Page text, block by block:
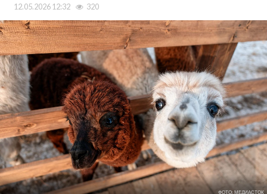
12.05.2026 12:32 320
ФОТО: МЕДИАСТОК